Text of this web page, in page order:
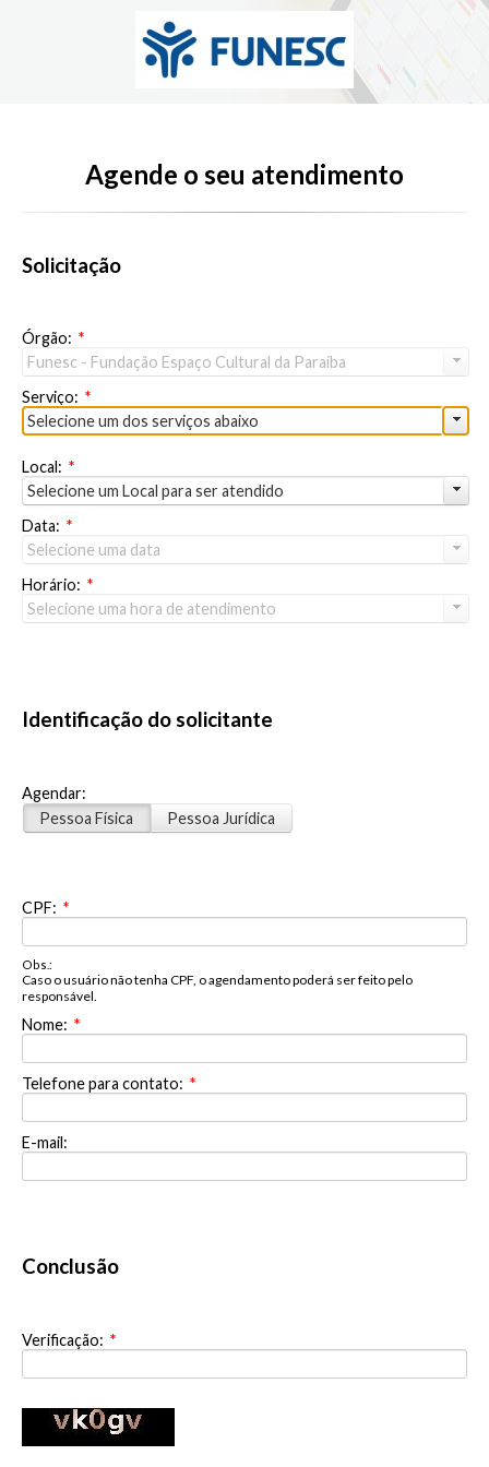
Agende o seu atendimento
Solicitação
Órgão: *
Funesc - Fundação Espaço Cultural da Paraíba
Serviço: *
Selecione um dos serviços abaixo
Local: *
Selecione um Local para ser atendido
Data: *
Selecione uma data
Horário: *
Selecione uma hora de atendimento
Identificação do solicitante
Agendar:
Pessoa Física
Pessoa Jurídica
CPF: *
Obs.:
Caso o usuário não tenha CPF, o agendamento poderá ser feito pelo
responsável.
Nome: *
Telefone para contato: *
E-mail:
Conclusão
Verificação: *